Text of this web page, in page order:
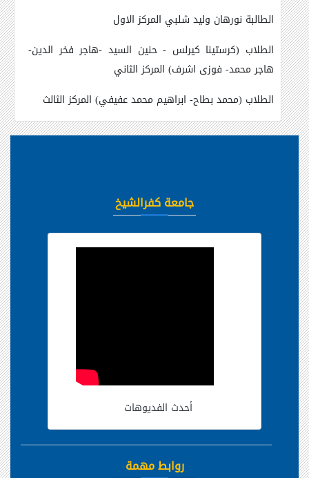
الطالبة نورهان وليد شلبي المركز الاول
الطلاب (كرستينا كيرلس - حنين السيد -هاجر فخر الدين-
هاجر محمد- فوزى اشرف) المركز الثاني
الطلاب (محمد بطاح- ابراهيم محمد عفيفي) المركز الثالث
جامعة كفرالشيخ
أحدث الفديوهات
روابط مهمة